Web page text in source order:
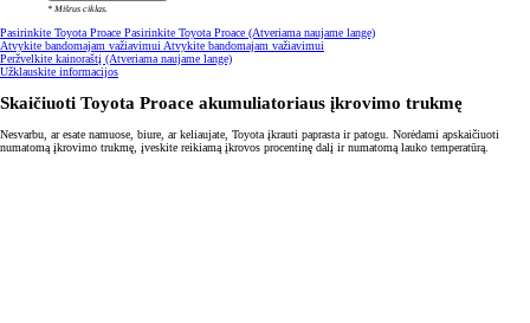
* Mišrus ciklas.
Pasirinkite Toyota Proace Pasirinkite Toyota Proace (Atveriama naujame lange)
Atvykite bandomajam važiavimui Atvykite bandomajam važiavimui
Peržvelkite kainoraštį (Atveriama naujame lange)
Užklauskite informacijos
Skaičiuoti Toyota Proace akumuliatoriaus įkrovimo trukmę
Nesvarbu, ar esate namuose, biure, ar keliaujate, Toyota įkrauti paprasta ir patogu. Norėdami apskaičiuoti
numatomą įkrovimo trukmę, įveskite reikiamą įkrovos procentinę dalį ir numatomą lauko temperatūrą.